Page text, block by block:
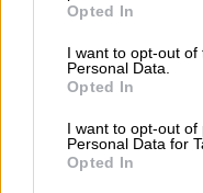
use your data for
consent section.
Opted In
I want to opt-out of
Personal Data.
Opted In
I want to opt-out of
Personal Data for
Opted In
ημερομηνίας του
πρωτόδικα είχε
φυλάκισης.
Τότε η γυναίκα
έγκυος στο 11ο